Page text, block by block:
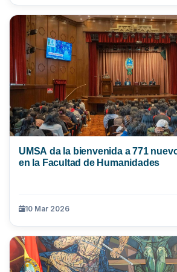
UMSA da la bienvenida a 771
en la Facultad de Humanidades
10 Mar 2026